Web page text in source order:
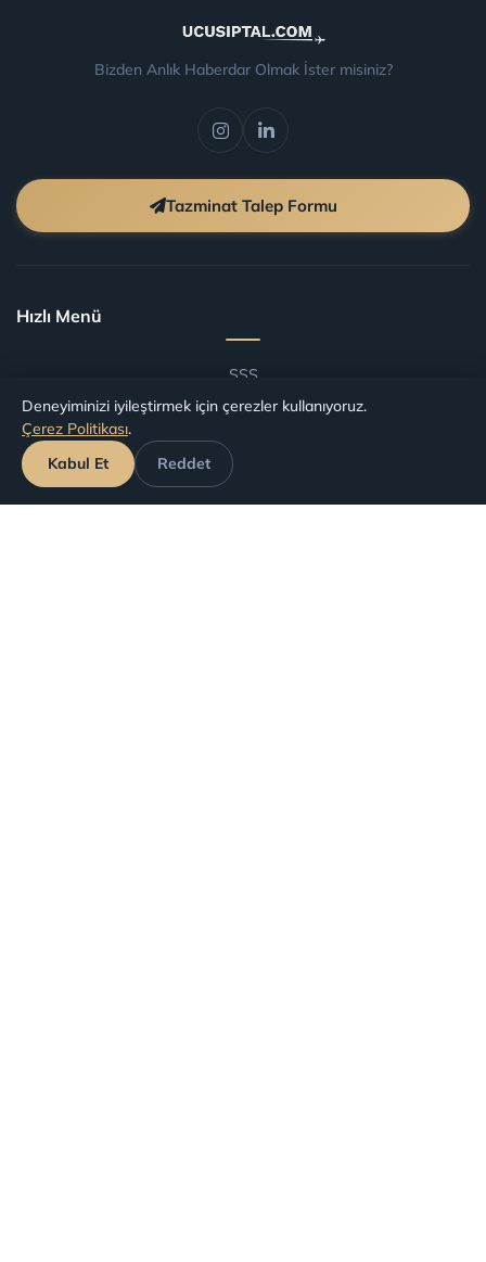
Bizden Anlık Haberdar Olmak İster misiniz?
Tazminat Talep Formu
Hızlı Menü
SSS
Blog
Şartlar ve Koşullar
Havalimanlarına Göre Tazminat
Deneyiminizi iyileştirmek için çerezler kullanıyoruz.
Çerez Politikası.
Kabul Et
Reddet